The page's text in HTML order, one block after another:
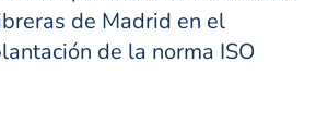
de Madrid en el
de la norma ISO